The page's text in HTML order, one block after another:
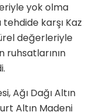
yok olma
karşı Kaz
değerleriyle
ruhsatlarının
Ağı Dağı Altın
Altın Madeni